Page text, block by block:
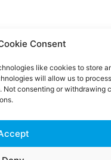
Consent
like cookies to store
will allow us to
Not consenting or withdrawing